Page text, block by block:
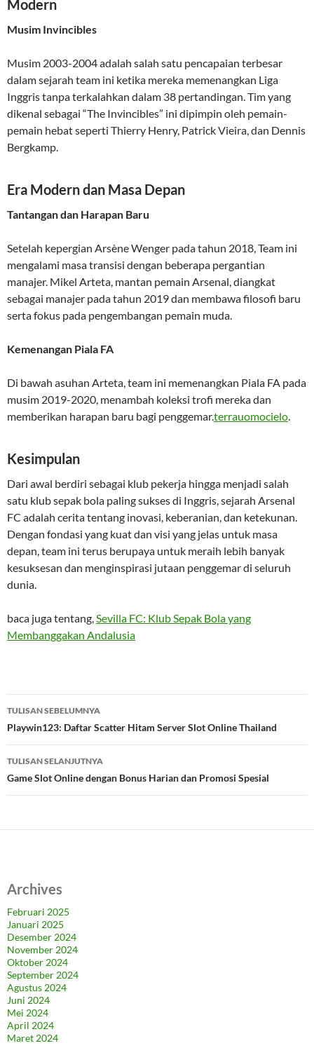
Modern
Musim Invincibles
Musim 2003-2004 adalah salah satu pencapaian terbesar
dalam sejarah team ini ketika mereka memenangkan Liga
Inggris tanpa terkalahkan dalam 38 pertandingan. Tim yang
dikenal sebagai “The Invincibles” ini dipimpin oleh pemain-
pemain hebat seperti Thierry Henry, Patrick Vieira, dan Dennis
Bergkamp.
Era Modern dan Masa Depan
Tantangan dan Harapan Baru
Setelah kepergian Arsène Wenger pada tahun 2018, Team ini
mengalami masa transisi dengan beberapa pergantian
manajer. Mikel Arteta, mantan pemain Arsenal, diangkat
sebagai manajer pada tahun 2019 dan membawa filosofi baru
serta fokus pada pengembangan pemain muda.
Kemenangan Piala FA
Di bawah asuhan Arteta, team ini memenangkan Piala FA pada
musim 2019-2020, menambah koleksi trofi mereka dan
memberikan harapan baru bagi penggemar.terrauomocielo.
Kesimpulan
Dari awal berdiri sebagai klub pekerja hingga menjadi salah
satu klub sepak bola paling sukses di Inggris, sejarah Arsenal
FC adalah cerita tentang inovasi, keberanian, dan ketekunan.
Dengan fondasi yang kuat dan visi yang jelas untuk masa
depan, team ini terus berupaya untuk meraih lebih banyak
kesuksesan dan menginspirasi jutaan penggemar di seluruh
dunia.
baca juga tentang,Sevilla FC: Klub Sepak Bola yang
Membanggakan Andalusia
Navigasi
Tulisan
TULISAN SEBELUMNYA
Playwin123: Daftar Scatter Hitam Server Slot Online Thailand
TULISAN SELANJUTNYA
Game Slot Online dengan Bonus Harian dan Promosi Spesial
Archives
Februari 2025
Januari 2025
Desember 2024
November 2024
Oktober 2024
September 2024
Agustus 2024
Juni 2024
Mei 2024
April 2024
Maret 2024